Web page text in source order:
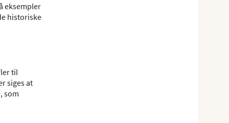
eksempler
historiske
til
siges at
som